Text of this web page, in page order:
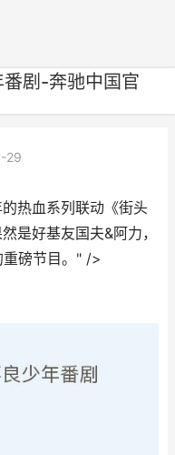
剧-奔驰中国官
29
热血系列联动《街头
是好基友国夫&阿力，
重磅节目。" />